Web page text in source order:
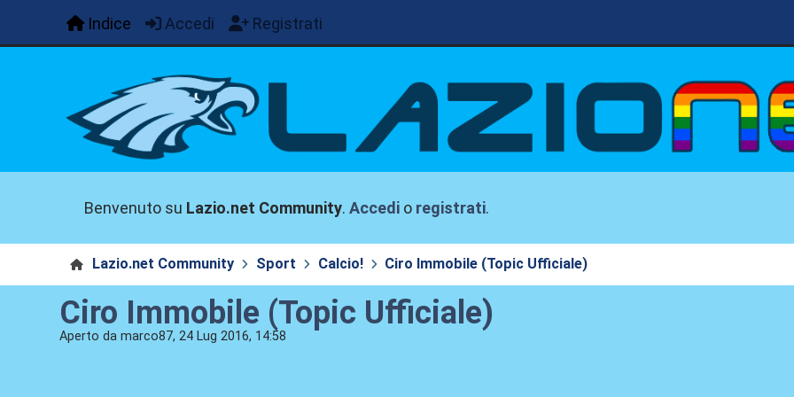
Indice Accedi Registrati
Benvenuto su Lazio.net Community.Accedi o registrati.
Lazio.net Community Sport Calcio! Ciro Immobile (Topic Ufficiale)
Ciro Immobile (Topic Ufficiale)
Aperto da marco87, 24 Lug 2016, 14:58